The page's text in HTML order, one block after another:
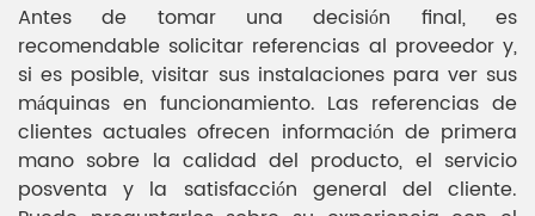
Antes de tomar una decisión final, es
recomendable solicitar referencias al proveedor y,
si es posible, visitar sus instalaciones para ver sus
máquinas en funcionamiento. Las referencias de
clientes actuales ofrecen información de primera
mano sobre la calidad del producto, el servicio
posventa y la satisfacción general del cliente.